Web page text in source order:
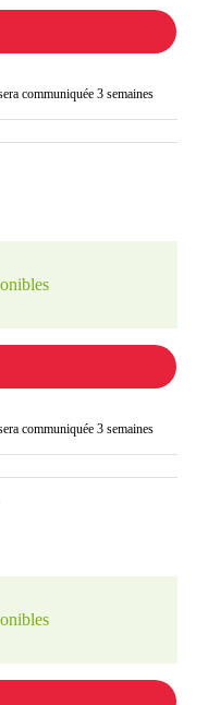
communiquée 3 semaines
communiquée 3 semaines